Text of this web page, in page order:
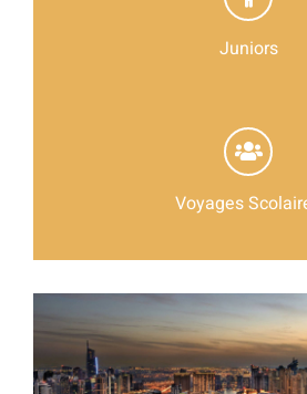
Juniors
Voyages